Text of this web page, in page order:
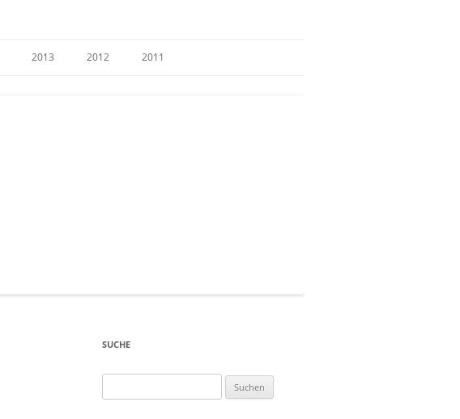
2013 2012 2011
SUCHE
nach: